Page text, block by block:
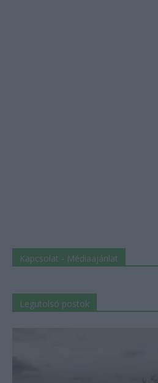
Kapcsolat - Médiaajánlat
Legutolsó postok